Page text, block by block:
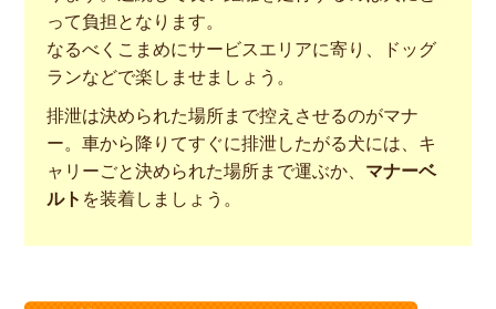
って負担となります。
なるべくこまめにサービスエリアに寄り、ドッグ
ランなどで楽しませましょう。
排泄は決められた場所まで控えさせるのがマナ
ー。車から降りてすぐに排泄したがる犬には、キ
ャリーごと決められた場所まで運ぶか、 マナーベ
ルト を装着しましょう。